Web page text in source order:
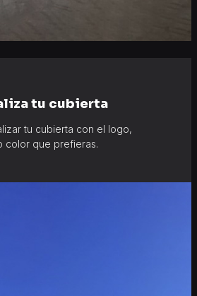
tu cubierta
tu cubierta con el logo,
color que prefieras.